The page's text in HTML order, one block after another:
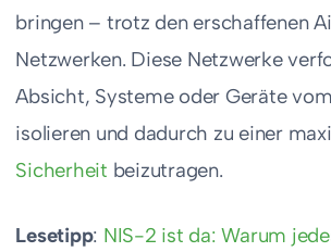
bringen – trotz den erschaffenen
Netzwerken. Diese Netzwerke
Absicht, Systeme oder Geräte
isolieren und dadurch zu einer
Sicherheit beizutragen.
Lesetipp: NIS-2 ist da: Warum